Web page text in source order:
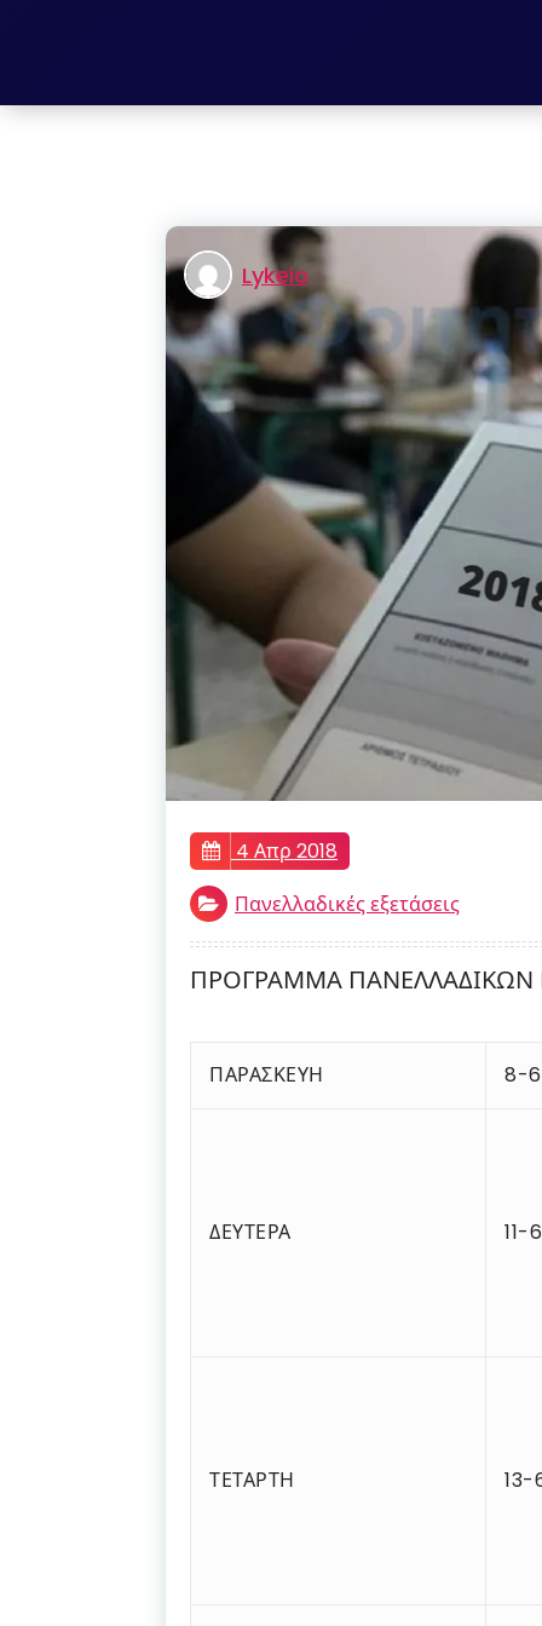
Lykeio
4 Απρ 2018
Πανελλαδικές εξετάσεις
ΠΡΟΓΡΑΜΜΑ ΠΑΝΕΛΛΑΔΙΚΩΝ
ΠΑΡΑΣΚΕΥΗ 8-
ΔΕΥΤΕΡΑ 11-
ΤΕΤΑΡΤΗ 13-